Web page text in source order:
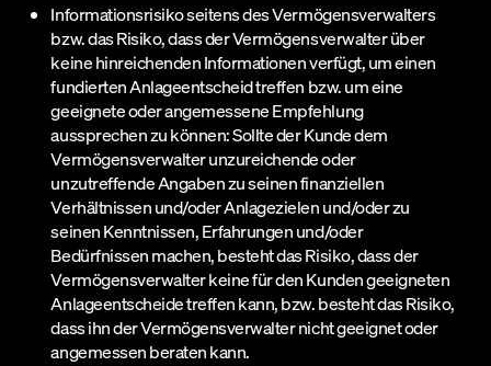
Informationsrisiko seitens des Vermögensverwalters
bzw. das Risiko, dass der Vermögensverwalter über
keine hinreichenden Informationen verfügt, um einen
fundierten Anlageentscheid treffen bzw. um eine
geeignete oder angemessene Empfehlung
aussprechen zu können: Sollte der Kunde dem
Vermögensverwalter unzureichende oder
unzutreffende Angaben zu seinen finanziellen
Verhältnissen und/oder Anlagezielen und/oder zu
seinen Kenntnissen, Erfahrungen und/oder
Bedürfnissen machen, besteht das Risiko, dass der
Vermögensverwalter keine für den Kunden geeigneten
Anlageentscheide treffen kann, bzw. besteht das Risiko,
dass ihn der Vermögensverwalter nicht geeignet oder
angemessen beraten kann.